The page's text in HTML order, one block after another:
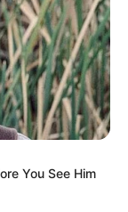
You See Him